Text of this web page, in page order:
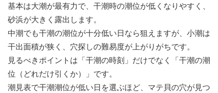
基本は大潮が最有力で、干潮時の潮位が低くなりやすく、
砂浜が大きく露出します。
中潮でも干潮の潮位が十分低い日なら狙えますが、小潮は
干出面積が狭く、穴探しの難易度が上がりがちです。
見るべきポイントは「干潮の時刻」だけでなく「干潮の潮
位（どれだけ引くか）」です。
潮見表で干潮潮位が低い日を選ぶほど、マテ貝の穴が見つ